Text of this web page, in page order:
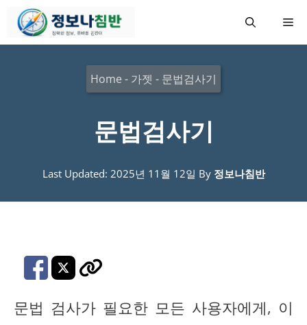
메
Home - 가젯 - 문법검사기
문법검사기
Last Updated: 2025년 11월 12일 By 정보나침반
문법 검사가 필요한 모든 사용자에게, 이